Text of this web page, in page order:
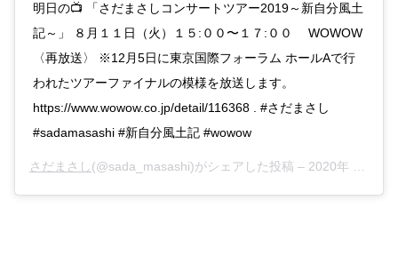
明日の📺 「さだまさしコンサートツアー2019～新自分風土
記～」 ８月１１日（火）１５:００〜１７:００ WOWOW
〈再放送〉 ※12月5日に東京国際フォーラム ホールAで行
われたツアーファイナルの模様を放送します。
https://www.wowow.co.jp/detail/116368 . #さだまさし
#sadamasashi #新自分風土記 #wowow
さだまさし(@sada_masashi)がシェアした投稿 – 2020年 8月月9日午後10時36分PDT